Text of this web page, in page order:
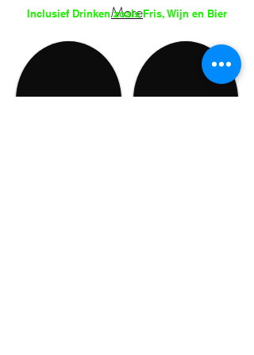
More
Inclusief Drinken zoals Fris, Wijn en Bier